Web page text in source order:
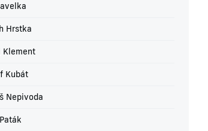
Hrstka
Klement
Kubát
Nepivoda